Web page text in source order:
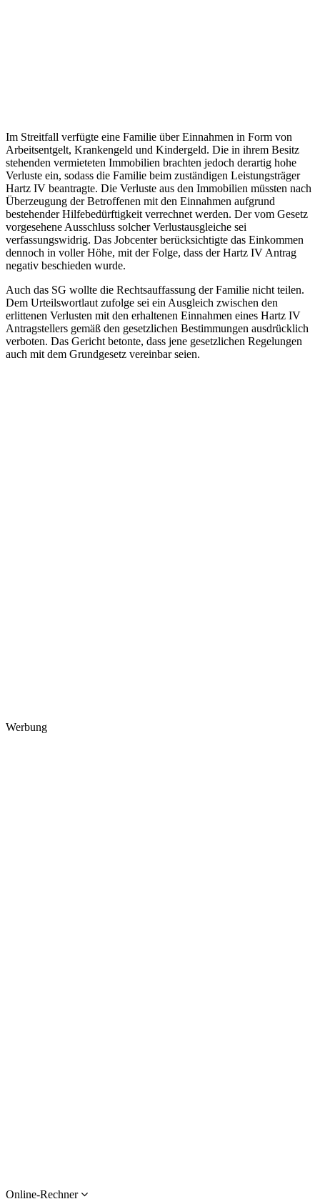
Im Streitfall verfügte eine Familie über Einnahmen in Form von
Arbeitsentgelt, Krankengeld und Kindergeld. Die in ihrem Besitz
stehenden vermieteten Immobilien brachten jedoch derartig hohe
Verluste ein, sodass die Familie beim zuständigen Leistungsträger
Hartz IV beantragte. Die Verluste aus den Immobilien müssten nach
Überzeugung der Betroffenen mit den Einnahmen aufgrund
bestehender Hilfebedürftigkeit verrechnet werden. Der vom Gesetz
vorgesehene Ausschluss solcher Verlustausgleiche sei
verfassungswidrig. Das Jobcenter berücksichtigte das Einkommen
dennoch in voller Höhe, mit der Folge, dass der Hartz IV Antrag
negativ beschieden wurde.
Auch das SG wollte die Rechtsauffassung der Familie nicht teilen.
Dem Urteilswortlaut zufolge sei ein Ausgleich zwischen den
erlittenen Verlusten mit den erhaltenen Einnahmen eines Hartz IV
Antragstellers gemäß den gesetzlichen Bestimmungen ausdrücklich
verboten. Das Gericht betonte, dass jene gesetzlichen Regelungen
auch mit dem Grundgesetz vereinbar seien.
Werbung
Online-Rechner